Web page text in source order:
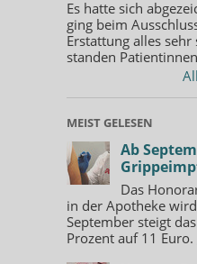
Es hatte sich
ging beim
Erstattung alles
standen
MEIST GELESEN
Ab
Das
in der Apotheke
September steigt
Prozent auf 11 Euro.